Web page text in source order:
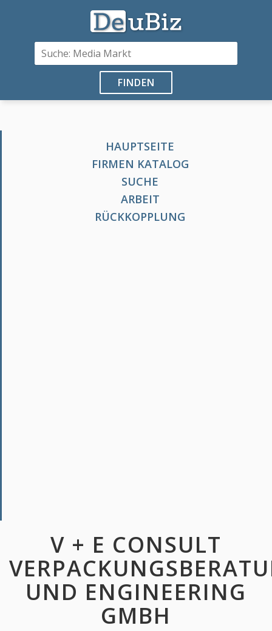
FINDEN
HAUPTSEITE
FIRMEN KATALOG
SUCHE
ARBEIT
RÜCKKOPPLUNG
V + E CONSULT
UND ENGINEERING
GMBH